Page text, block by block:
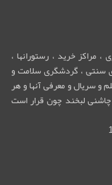
مراکز خرید ، رستورانها ،
سنتی ، گردشگری سلامت و
و سریال و معرفی آنها و هر
چاشنی لبخند چون قرار است